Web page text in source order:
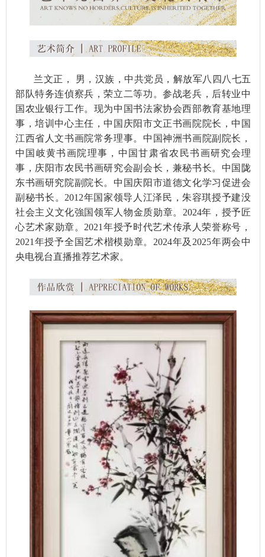
兰文正， 男，汉族，中共党员，解放军八四八七五
部队特务连偵察兵，荣立二等功。参战老兵，后转业中
国农业银行工作。现为中国书法家协会西部教育基地理
事，培训中心主任，中国庆阳市文正书画院院长，中国
江西省人文书画院常务理事。中国神洲书画院副院长，
中国岐黄书画院理事，中国甘肃省农民书画研究会理
事，庆阳市农民书画研究会副会长，兼秘书长。中国陇
东书画研究院副院长。中国庆阳市道德文化学习促进会
副秘书长。2012年国家领导人江泽民，朱容琪授予建没
社会主义文化強国领军人物金质勋章。2024年，授予匠
心艺术家勋章。2021年授予时代艺术传承人荣誉称号，
2021年授予全国艺术楷模勋章。2024年及2025年两会中
央电视台直播推荐艺术家。